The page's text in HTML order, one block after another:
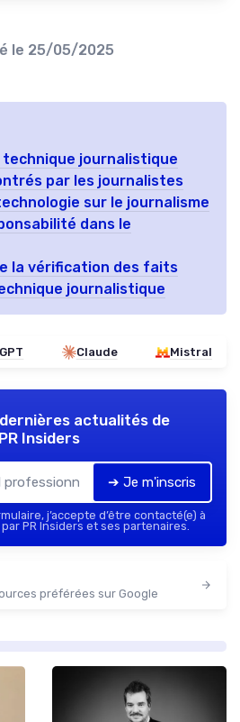
le 25/05/2025
technique journalistique
par les journalistes
sur le journalisme
dans le
la vérification des faits
journalistique
Claude Mistral
actualités de
PR Insiders
➔ Je m'inscris
j’accepte d’être contacté(e) à
PR Insiders et ses partenaires.
préférées sur Google